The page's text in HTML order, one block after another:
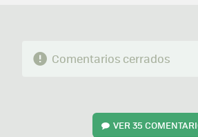
Comentarios cerrados
VER35